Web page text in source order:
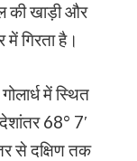
की खाड़ी और
में गिरता है।
में स्थित
68° 7′
से दक्षिण तक